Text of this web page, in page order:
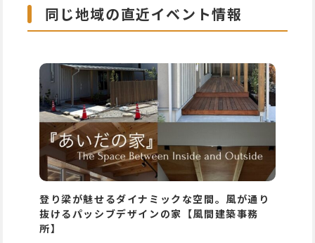
同じ地域の直近イベント情報
登り梁が魅せるダイナミックな空間。風が通り
抜けるパッシブデザインの家【風間建築事務
所】